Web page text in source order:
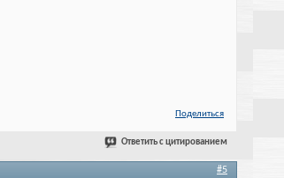
Поделиться
Ответить с цитированием
#5